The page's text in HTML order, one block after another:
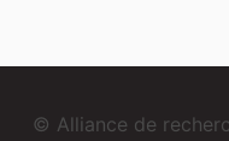
© Alliance de